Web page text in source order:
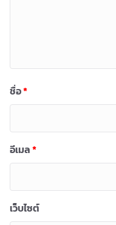
ชื่อ*
อีเมล*
เว็บไซต์